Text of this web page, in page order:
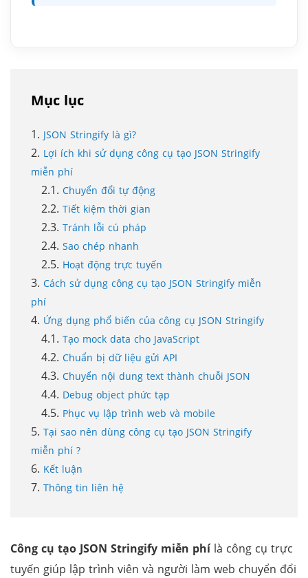
Mục lục
JSON Stringify là gì?
Lợi ích khi sử dụng công cụ tạo JSON Stringify
miễn phí
Chuyển đổi tự động
Tiết kiệm thời gian
Tránh lỗi cú pháp
Sao chép nhanh
Hoạt động trực tuyến
Cách sử dụng công cụ tạo JSON Stringify miễn
phí
Ứng dụng phổ biến của công cụ JSON Stringify
Tạo mock data cho JavaScript
Chuẩn bị dữ liệu gửi API
Chuyển nội dung text thành chuỗi JSON
Debug object phức tạp
Phục vụ lập trình web và mobile
Tại sao nên dùng công cụ tạo JSON Stringify
miễn phí ?
Kết luận
Thông tin liên hệ
Công cụ tạo JSON Stringify miễn phí là công cụ trực
tuyến giúp lập trình viên và người làm web chuyển đổi